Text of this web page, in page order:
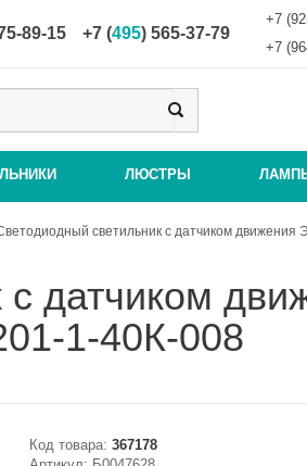
89-15 +7 (495) 565-37-79
+7
+7
ЛЮСТРЫ
светильник с датчиком движения
датчиком
1-40К-008
Код товара: 367178